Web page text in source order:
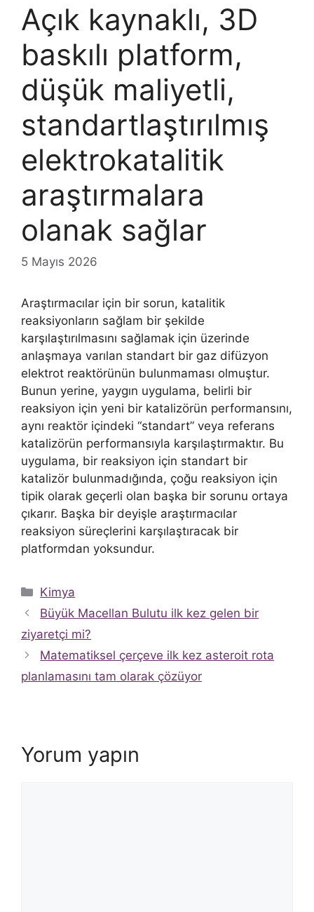
Açık kaynaklı, 3D
baskılı platform,
düşük maliyetli,
standartlaştırılmış
elektrokatalitik
araştırmalara
olanak sağlar
5 Mayıs 2026
Araştırmacılar için bir sorun, katalitik
reaksiyonların sağlam bir şekilde
karşılaştırılmasını sağlamak için üzerinde
anlaşmaya varılan standart bir gaz difüzyon
elektrot reaktörünün bulunmaması olmuştur.
Bunun yerine, yaygın uygulama, belirli bir
reaksiyon için yeni bir katalizörün performansını,
aynı reaktör içindeki “standart” veya referans
katalizörün performansıyla karşılaştırmaktır. Bu
uygulama, bir reaksiyon için standart bir
katalizör bulunmadığında, çoğu reaksiyon için
tipik olarak geçerli olan başka bir sorunu ortaya
çıkarır. Başka bir deyişle araştırmacılar
reaksiyon süreçlerini karşılaştıracak bir
platformdan yoksundur.
Kategoriler
Kimya
Büyük Macellan Bulutu ilk kez gelen bir
ziyaretçi mi?
Matematiksel çerçeve ilk kez asteroit rota
planlamasını tam olarak çözüyor
Yorum yapın